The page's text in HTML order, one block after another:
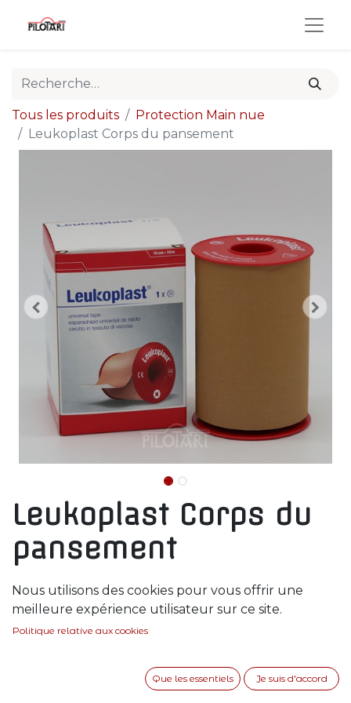
Tous les produits
Protection Main nue
Leukoplast Corps du pansement
Leukoplast Corps du
pansement
Bandage pour protection main nue
17,00€
Soyez averti lorsque le produit est de nouveau
Nous utilisons des cookies pour vous offrir une
meilleure expérience utilisateur sur ce site.
Politique relative aux cookies
Que les essentiels Je suis d'accord